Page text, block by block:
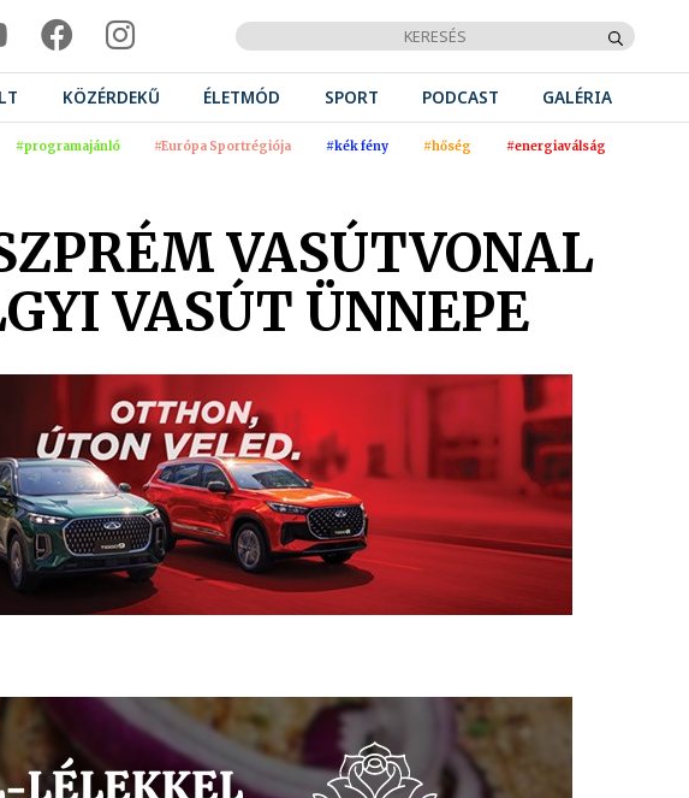
KÖZÉRDEKŰ ÉLETMÓD SPORT PODCAST GALÉRIA
#programajánló #Európa Sportrégiója #kék fény #hőség #energiaválság
VASÚTVONAL
VASÚT ÜNNEPE